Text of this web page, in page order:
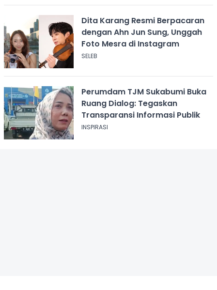
Dita Karang Resmi Berpacaran
dengan Ahn Jun Sung, Unggah
Foto Mesra di Instagram
SELEB
Perumdam TJM Sukabumi Buka
Ruang Dialog: Tegaskan
Transparansi Informasi Publik
INSPIRASI